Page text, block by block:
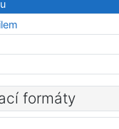
formáty